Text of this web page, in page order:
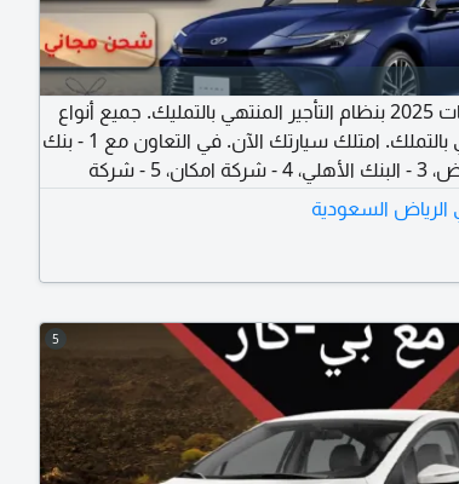
كامري جميع الفئات 2025 بنظام التأجير المنتهي بالتمليك. جميع أنواع
السيارات تأجير منتهي بالتملك. امتلك سيارتك الآن. في التعاون مع 1 - بنك
الراجحي، 2 - بنك الرياض، 3 - البنك الأهلي، 4 - شركة امكان، 5 - شركة
الفرنسي، 9 - بنك البلاد. لجميع عملاء البنوك وبدون تحويل راتب.
الرياض السعودية
5